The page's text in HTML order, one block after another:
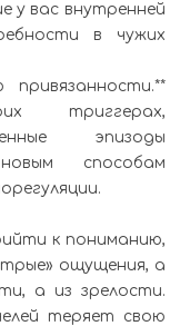
у вас внутренней
в чужих
триггерах,
эпизоды
способам
к пониманию,
ощущения, а
а из зрелости.
теряет свою